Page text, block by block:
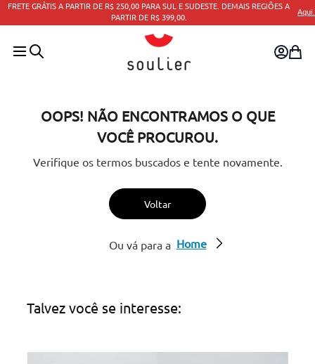
FRETE GRÁTIS A PARTIR DE R$ 250,00 PARA SUL E SUDESTE. DEMAIS REGIÕES A
PARTIR DE R$ 399,00.
Aqui.
OOPS! NÃO ENCONTRAMOS O QUE
VOCÊ PROCUROU.
Verifique os termos buscados e tente novamente.
Voltar
Ou vá para a Home
Talvez você se interesse: